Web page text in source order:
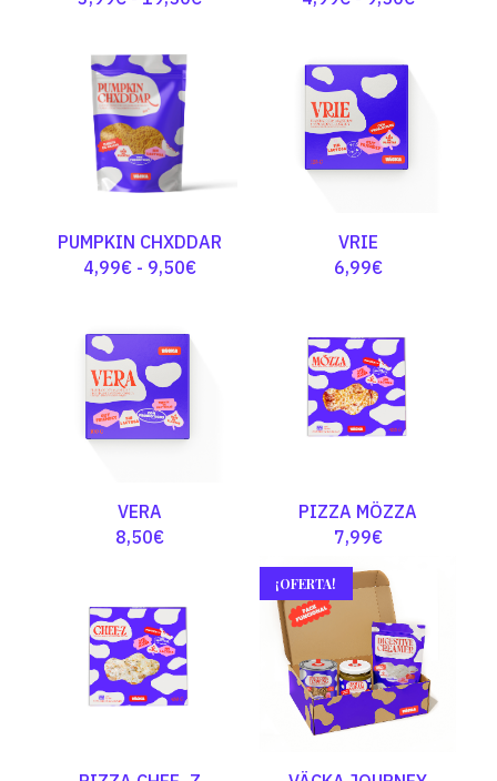
19,50€
PUMPKIN CHXDDAR
4,99€ - 9,50€Rango
VRIE
6,99€
VERA
8,50€
PIZZA MÖZZA
7,99€
¡OFERTA!